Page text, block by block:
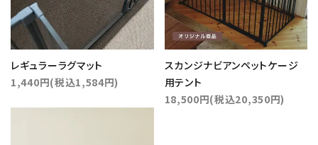
レギュラーラグマット
1,440円(税込1,584円)
スカンジナビアンペットケージ
用テント
18,500円(税込20,350円)